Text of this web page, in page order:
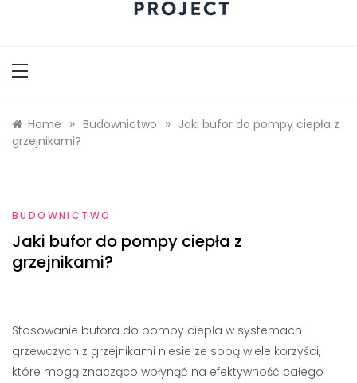
Home » Budownictwo » Jaki bufor do pompy ciepła z
grzejnikami?
BUDOWNICTWO
Jaki bufor do pompy ciepła z
grzejnikami?
Stosowanie bufora do pompy ciepła w systemach
grzewczych z grzejnikami niesie ze sobą wiele korzyści,
które mogą znacząco wpłynąć na efektywność całego